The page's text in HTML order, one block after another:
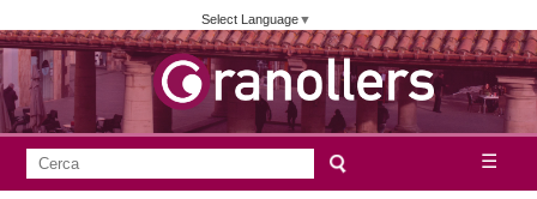
Vés
al
contingut
Select Language▼
☰
F
e